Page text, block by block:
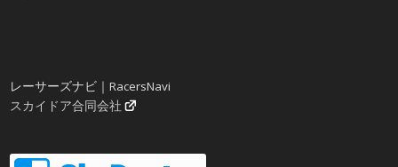
レーサーズナビ｜RacersNavi
スカイドア合同会社